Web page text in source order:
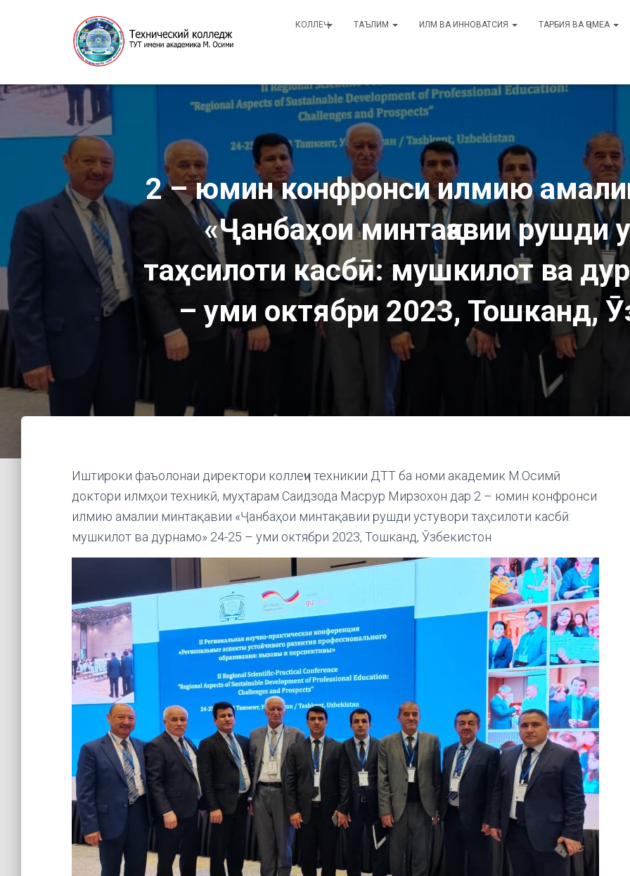
КОЛЛЕҶ ТАЪЛИМ ИЛМ ВА ИННОВАТСИЯ ТАРБИЯ ВА ҶОМЕА
2 – юмин конфронси илмию
«Ҷанбаҳои минтақавии рушди
таҳсилоти касбӣ: мушкилот ва
– уми октябри 2023, Тошканд,
Иштироки фаъолонаи директори коллеҷи техникии ДТТ ба номи академик М.Осимӣ
доктори илмҳои техникӣ, муҳтарам Саидзода Масрур Мирзохон дар 2 – юмин конфронси
илмию амалии минтақавии «Ҷанбаҳои минтақавии рушди устувори таҳсилоти касбӣ:
мушкилот ва дурнамо» 24-25 – уми октябри 2023, Тошканд, Ӯзбекистон